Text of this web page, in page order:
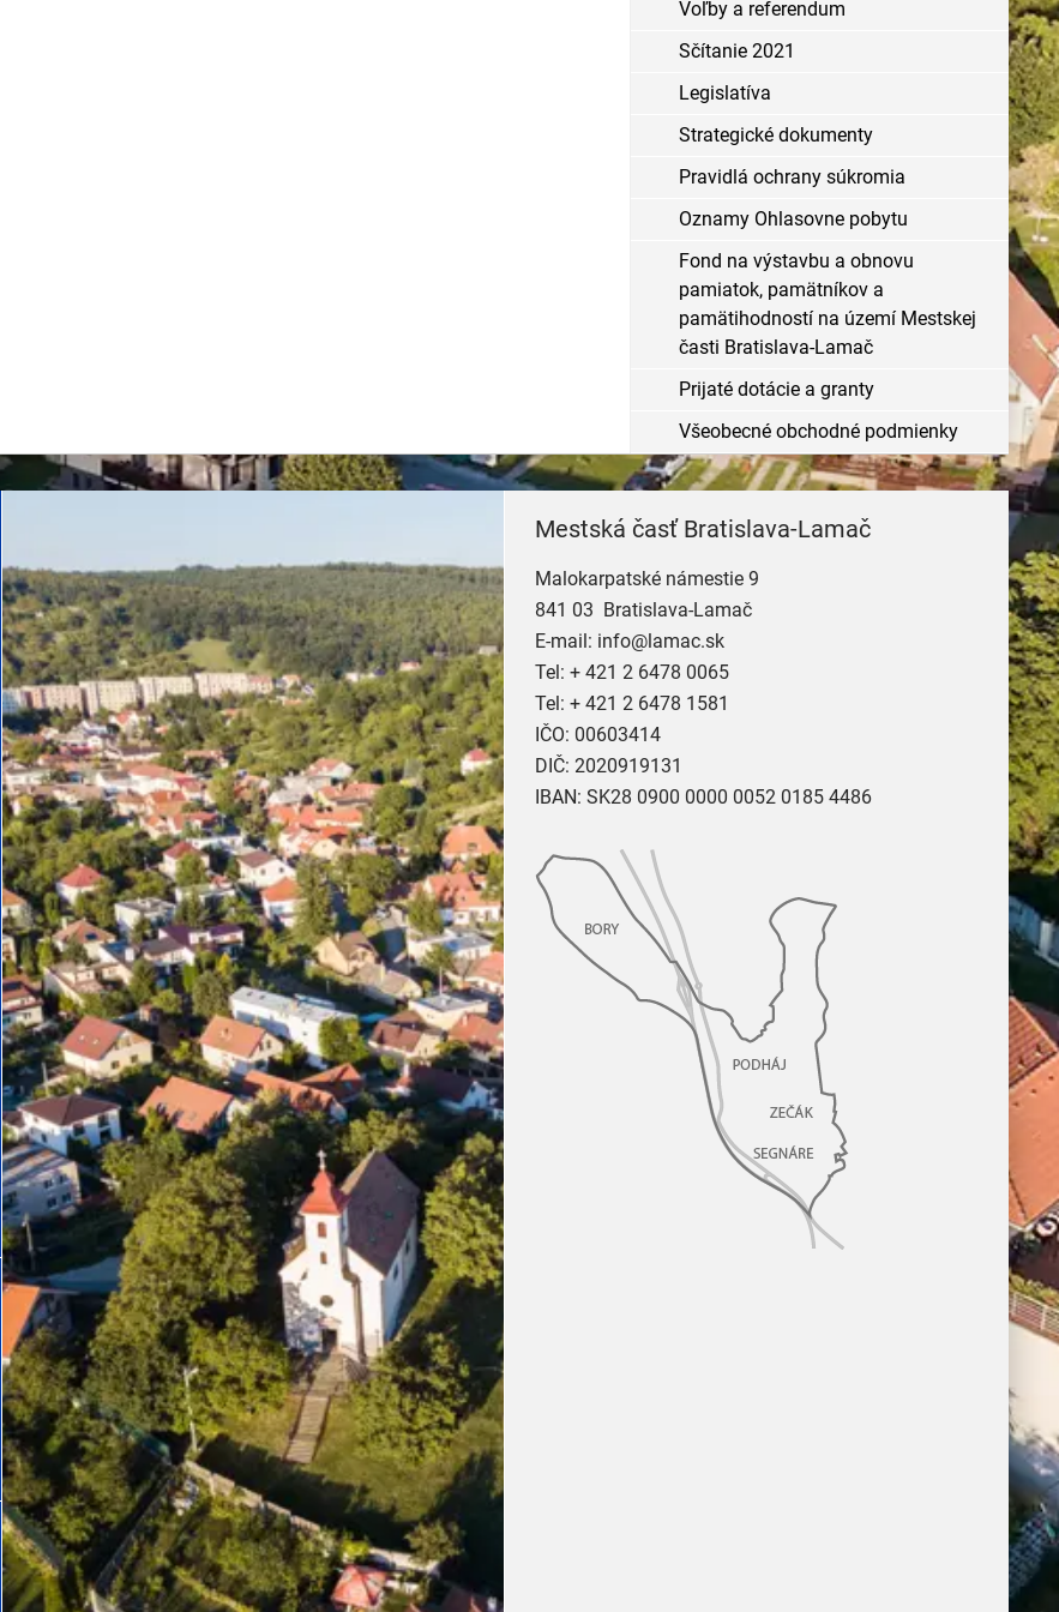
Voľby a referendum
Sčítanie 2021
Legislatíva
Strategické dokumenty
Pravidlá ochrany súkromia
Oznamy Ohlasovne pobytu
Fond na výstavbu a obnovu
pamiatok, pamätníkov a
pamätihodností na území Mestskej
časti Bratislava-Lamač
Prijaté dotácie a granty
Všeobecné obchodné podmienky
Mestská časť Bratislava-Lamač
Malokarpatské námestie 9
841 03 Bratislava-Lamač
E-mail: info@lamac.sk
Tel:+ 421 2 6478 0065
Tel:+ 421 2 6478 1581
IČO: 00603414
DIČ: 2020919131
IBAN: SK28 0900 0000 0052 0185 4486